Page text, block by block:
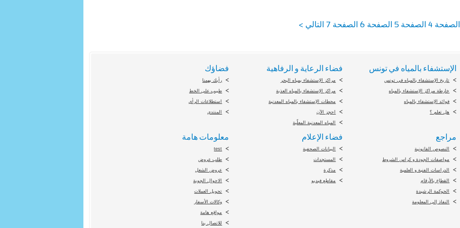
الصفحة 4 الصفحة 5 الصفحة 6 الصفحة 7 التالي >
الإستشفاء بالمياه في تونس
تاريخ الإستشفاء بالمياه في تونس
خارطة مراكز الإستشفاء بالمياه
فوائد الإستشفاء بالمياه
هل تعلم ؟
فضاء الرعاية و الرفاهية
مراكز الإستشفاء بمياه البحر
مراكز الإستشفاء بالمياه العذبة
محطات الإستشفاء بالمياه المعدنية
احجز الآن
المياه المعدنية المعلّبة
فضاؤك
رأيك يهمنا
طبيب على الخط
استطلاعات الرأي
المنتدى
مراجع
النصوص القانونية
مواصفات الجودة و كراس الشروط
الدراسات الفنية و العلمية
القطاع بالأرقام
الحوكمة الرشيدة
النفاذ إلى المعلومة
فضاء الإعلام
البيانات الصحفية
المستجدات
مذكرة
مقاطع فيديو
معلومات هامة
test
طلب عروض
عروض الشغل
الاحوال الجوية
تحويل العملات
وكالات الأسفار
مواقع هامة
للاتصال بنا